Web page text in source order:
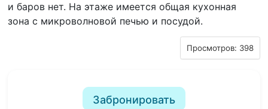
и баров нет. На этаже имеется общая кухонная
зона с микроволновой печью и посудой.
Просмотров: 398
Забронировать